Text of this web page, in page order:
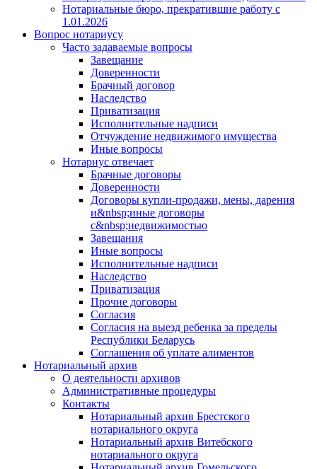
Нотариальные бюро, прекратившие работу с
1.01.2026
Вопрос нотариусу
Часто задаваемые вопросы
Завещание
Доверенности
Брачный договор
Наследство
Приватизация
Исполнительные надписи
Отчуждение недвижимого имущества
Иные вопросы
Нотариус отвечает
Брачные договоры
Доверенности
Договоры купли-продажи, мены, дарения
и&nbsp;иные договоры
с&nbsp;недвижимостью
Завещания
Иные вопросы
Исполнительные надписи
Наследство
Приватизация
Прочие договоры
Согласия
Согласия на выезд ребенка за пределы
Республики Беларусь
Соглашения об уплате алиментов
Нотариальный архив
О деятельности архивов
Административные процедуры
Контакты
Нотариальный архив Брестского
нотариального округа
Нотариальный архив Витебского
нотариального округа